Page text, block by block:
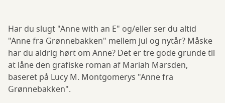
Har du slugt "Anne with an E" og/eller ser du altid
"Anne fra Grønnebakken" mellem jul og nytår? Måske
har du aldrig hørt om Anne? Det er tre gode grunde til
at låne den grafiske roman af Mariah Marsden,
baseret på Lucy M. Montgomerys "Anne fra
Grønnebakken".